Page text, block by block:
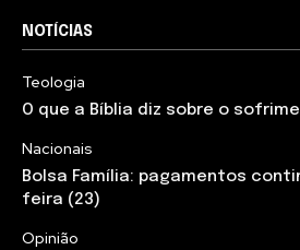
NOTÍCIAS
Teologia
O que a Bíblia diz sobre o
Nacionais
Bolsa Família: pagamentos
feira (23)
Opinião